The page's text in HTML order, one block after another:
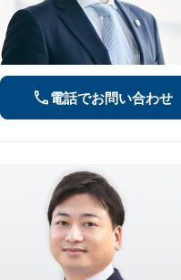
電話でお問い合わせ